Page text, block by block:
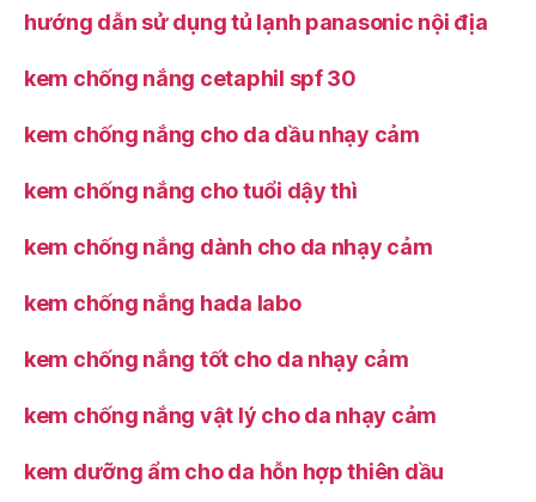
hướng dẫn sử dụng tủ lạnh panasonic nội địa
kem chống nắng cetaphil spf 30
kem chống nắng cho da dầu nhạy cảm
kem chống nắng cho tuổi dậy thì
kem chống nắng dành cho da nhạy cảm
kem chống nắng hada labo
kem chống nắng tốt cho da nhạy cảm
kem chống nắng vật lý cho da nhạy cảm
kem dưỡng ẩm cho da hỗn hợp thiên dầu